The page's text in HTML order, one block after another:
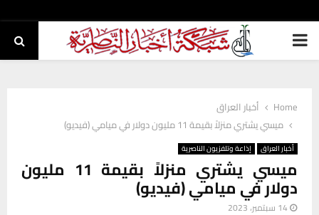
PRIMARY
Home
أخبار العراق
ميسي يشتري منزلاً بقيمة 11 مليون دولار في ميامي (فيديو)
أخبار العراق إذاعة وتلفزيون الناصرية
ميسي يشتري منزلاً بقيمة 11 مليون
دولار في ميامي (فيديو)
14 سبتمبر، 2023